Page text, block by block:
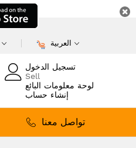
العربية
تسجيل الدخول
Sell
لوحة معلومات البائع
إنشاء حساب
تواصل معنا